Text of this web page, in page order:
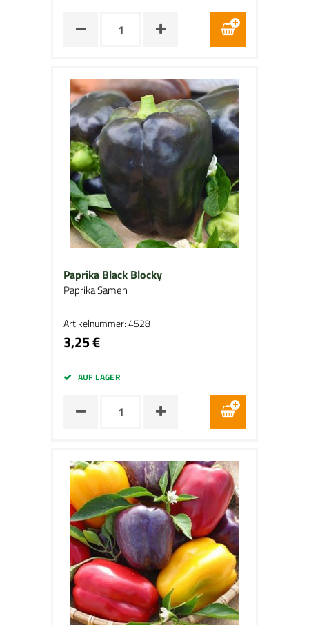
Paprika Black Blocky
Paprika Samen
Artikelnummer: 4528
3,25 €
AUF LAGER